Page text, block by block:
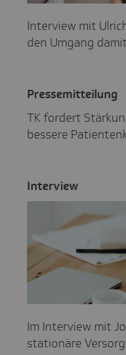
Interview mit
den Umgang
Pres­se­mit­tei­lung
TK fordert
bessere
Inter­view
Im Interview mit
stationäre